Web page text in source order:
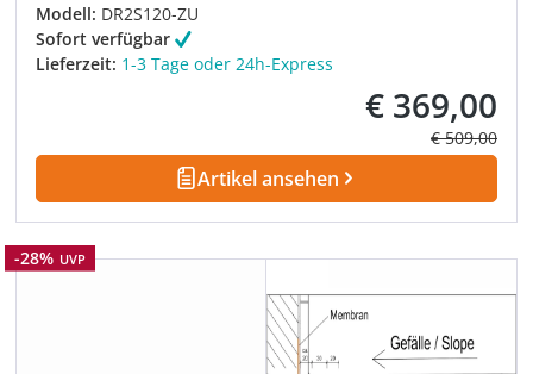
Modell: DR2S120-ZU
Sofort verfügbar
Lieferzeit: 1-3 Tage oder 24h-Express
Verkaufspreis:
€ 369,00
Regulärer
€ 509,00
Artikel ansehen
Rabatt
-28% UVP